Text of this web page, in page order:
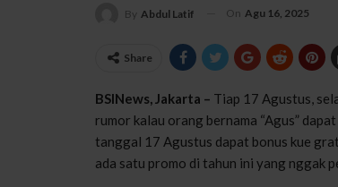
By Abdul Latif On Agu 16, 2025
Share
BSINews, Jakarta – Tiap 17 Agustus,
rumor kalau orang bernama “Agus”
tanggal 17 Agustus dapat bonus kue
ada satu promo di tahun ini yang nggak